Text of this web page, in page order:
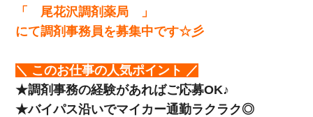
「 尾花沢調剤薬局 」
にて調剤事務員を募集中です☆彡
＼ このお仕事の人気ポイント ／
★調剤事務の経験があればご応募OK♪
★バイパス沿いでマイカー通勤ラクラク◎